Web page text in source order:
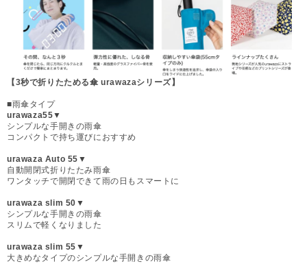
【3秒で折りたためる傘 urawazaシリーズ】
■雨傘タイプ
urawaza55▼
シンプルな手開きの雨傘
コンパクトで持ち運びにおすすめ
urawaza Auto 55▼
自動開閉式折りたたみ雨傘
ワンタッチで開閉できて雨の日もスマートに
urawaza slim 50▼
シンプルな手開きの雨傘
スリムで軽くなりました
urawaza slim 55▼
大きめなタイプのシンプルな手開きの雨傘